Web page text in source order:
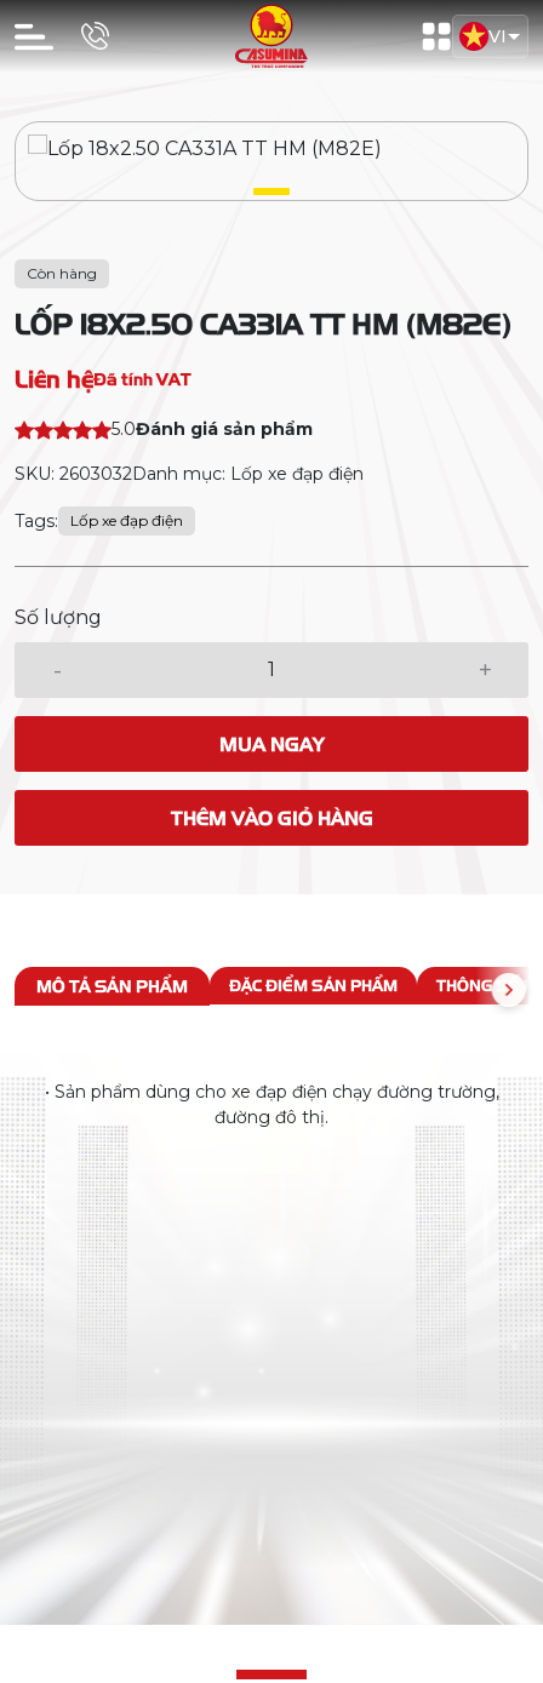
VI
Còn hàng
LỐP 18X2.50 CA331A TT HM (M82E)
Liên hệĐã tính VAT
5.0Đánh giá sản phẩm
SKU: 2603032Danh mục: Lốp xe đạp điện
Tags: Lốp xe đạp điện
Số lượng
- +
MUA NGAY
THÊM VÀO GIỎ HÀNG
MÔ TẢ SẢN PHẨM ĐẶC ĐIỂM SẢN PHẨM THÔNG SỐ
• Sản phẩm dùng cho xe đạp điện chạy đường trường,
đường đô thị.